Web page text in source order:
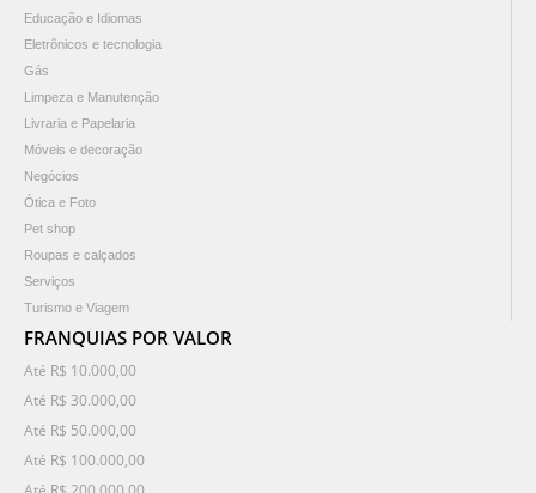
Educação e Idiomas
Eletrônicos e tecnologia
Gás
Limpeza e Manutenção
Livraria e Papelaria
Móveis e decoração
Negócios
Ótica e Foto
Pet shop
Roupas e calçados
Serviços
Turismo e Viagem
FRANQUIAS POR VALOR
Até R$ 10.000,00
Até R$ 30.000,00
Até R$ 50.000,00
Até R$ 100.000,00